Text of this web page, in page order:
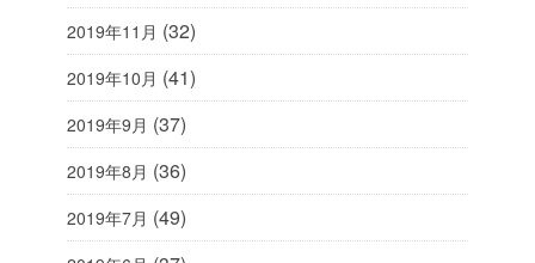
2019年11月 (32)
2019年10月 (41)
2019年9月 (37)
2019年8月 (36)
2019年7月 (49)